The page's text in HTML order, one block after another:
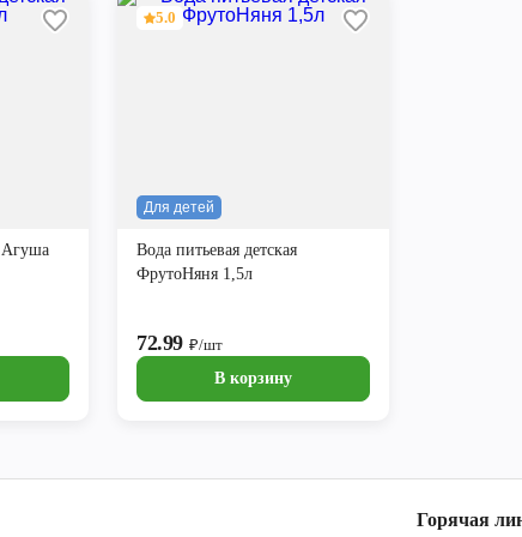
Агуша
Для детей
5.0
Вода питьевая детская
ФрутоНяня 1,5л
72.99 ₽/шт
В корзину
Горячая